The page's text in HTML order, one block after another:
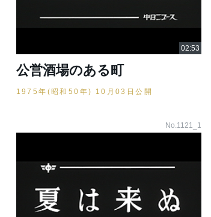
公営酒場のある町
1975年(昭和50年) 10月03日公開
No.1121_1